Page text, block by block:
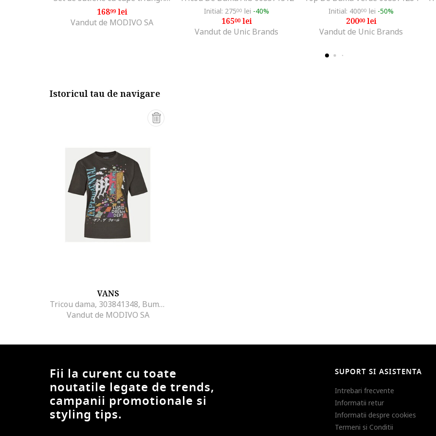
16899lei
Vandut de MODIVO SA
Initial: 27500 lei -40%
16500lei
Vandut de Unic Brands
Initial: 40000 lei -50%
20000lei
Vandut de Unic Brands
Istoricul tau de navigare
VANS
Tricou dama, 303841348, Bumbac, Negru, Negru
Vandut de MODIVO SA
Fii la curent cu toate
noutatile legate de trends,
campanii promotionale si
styling tips.
SUPORT SI ASISTENTA
Intrebari frecvente
Informatii retur
Informatii despre cookies
Termeni si Conditii